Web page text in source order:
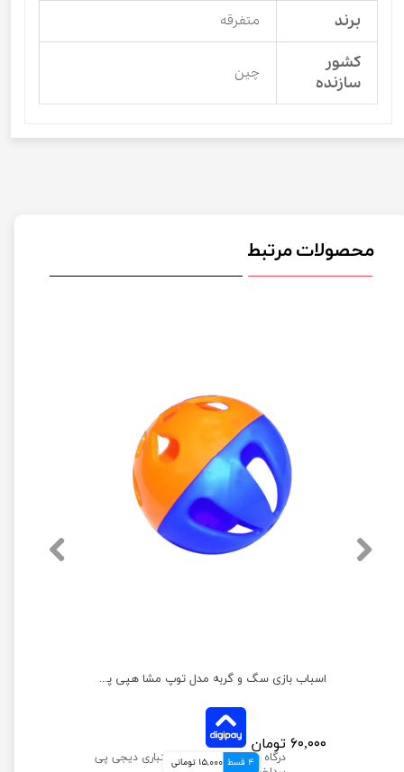
برند متفرقه
کشور
سازنده
چین
محصولات مرتبط
اسباب بازی سگ و گربه مدل توپ مشا هپی پت بزرگ
۶۰,۰۰۰ تومان
4 قسط 15,000 تومانی